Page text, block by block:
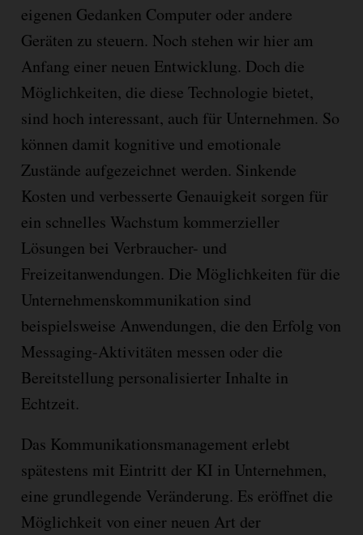
eigenen Gedanken Computer oder andere
Geräten zu steuern. Noch stehen wir hier am
Anfang einer neuen Entwicklung. Doch die
Möglichkeiten, die diese Technologie bietet,
sind hoch interessant, auch für Unternehmen. So
können damit kognitive und emotionale
Zustände aufgezeichnet werden. Sinkende
Kosten und verbesserte Genauigkeit sorgen für
ein schnelles Wachstum kommerzieller
Lösungen bei Verbraucher- und
Freizeitanwendungen. Die Möglichkeiten für die
Unternehmenskommunikation sind
beispielsweise Anwendungen, die den Erfolg von
Messaging-Aktivitäten messen oder die
Bereitstellung personalisierter Inhalte in
Echtzeit.
Das Kommunikationsmanagement erlebt
spätestens mit Eintritt der KI in Unternehmen,
eine grundlegende Veränderung. Es eröffnet die
Möglichkeit von einer neuen Art der